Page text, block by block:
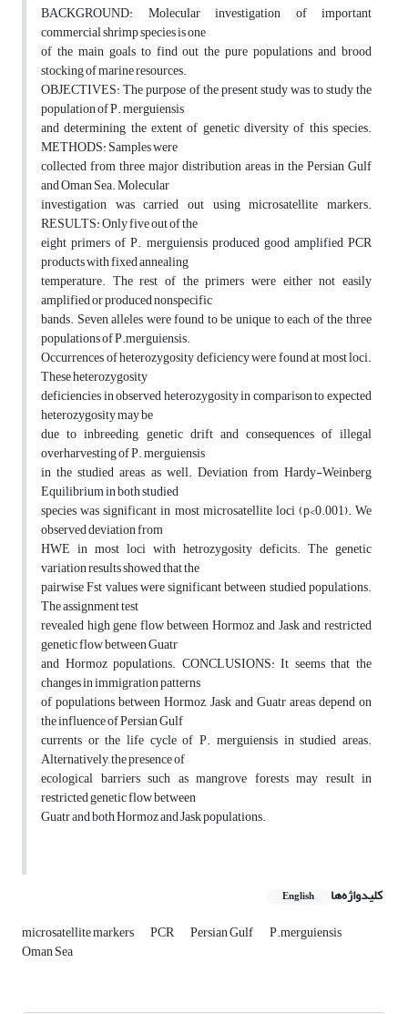
BACKGROUND: Molecular investigation of important
commercial shrimp species is one
of the main goals to find out the pure populations and brood
stocking of marine resources.
OBJECTIVES: The purpose of the present study was to study the
population of P. merguiensis
and determining the extent of genetic diversity of this species.
METHODS: Samples were
collected from three major distribution areas in the Persian Gulf
and Oman Sea. Molecular
investigation was carried out using microsatellite markers.
RESULTS: Only five out of the
eight primers of P. merguiensis produced good amplified PCR
products with fixed annealing
temperature. The rest of the primers were either not easily
amplified or produced nonspecific
bands. Seven alleles were found to be unique to each of the three
populations of P.merguiensis.
Occurrences of heterozygosity deficiency were found at most loci.
These heterozygosity
deficiencies in observed heterozygosity in comparison to expected
heterozygosity may be
due to inbreeding, genetic drift and consequences of illegal
overharvesting of P. merguiensis
in the studied areas as well. Deviation from Hardy-Weinberg
Equilibrium in both studied
species was significant in most microsatellite loci (p<0.001). We
observed deviation from
HWE in most loci with hetrozygosity deficits. The genetic
variation results showed that the
pairwise Fst values were significant between studied populations.
The assignment test
revealed high gene flow between Hormoz and Jask and restricted
genetic flow between Guatr
and Hormoz populations. CONCLUSIONS: It seems that the
changes in immigration patterns
of populations between Hormoz, Jask and Guatr areas depend on
the influence of Persian Gulf
currents or the life cycle of P. merguiensis in studied areas.
Alternatively, the presence of
ecological barriers such as mangrove forests may result in
restricted genetic flow between
Guatr and both Hormoz and Jask populations.
کلیدواژه‌ها English
microsatellite markers PCR Persian Gulf P.merguiensis
Oman Sea